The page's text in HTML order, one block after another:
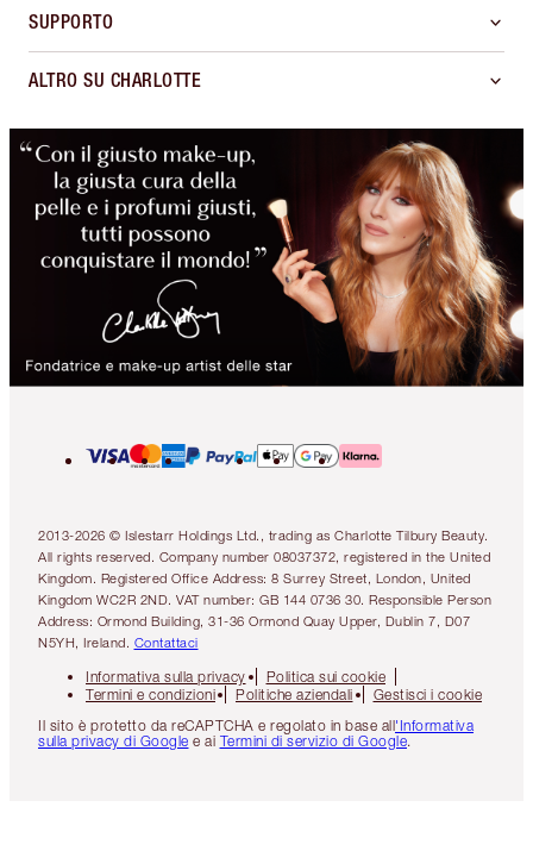
SUPPORTO
ALTRO SU CHARLOTTE
2013-2026 © Islestarr Holdings Ltd., trading as Charlotte Tilbury Beauty.
All rights reserved. Company number 08037372, registered in the United
Kingdom. Registered Office Address: 8 Surrey Street, London, United
Kingdom WC2R 2ND. VAT number: GB 144 0736 30. Responsible Person
Address: Ormond Building, 31-36 Ormond Quay Upper, Dublin 7, D07
N5YH, Ireland. Contattaci
Informativa sulla privacy
Politica sui cookie
Termini e condizioni
Politiche aziendali
Gestisci i cookie
Il sito è protetto da reCAPTCHA e regolato in base all'Informativa
sulla privacy di Google e ai Termini di servizio di Google.